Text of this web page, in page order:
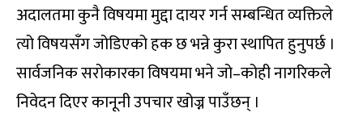
अदालतमा कुनै विषयमा मुद्दा दायर गर्न सम्बन्धित व्यक्तिले
त्यो विषयसँग जोडिएको हक छ भन्ने कुरा स्थापित हुनुपर्छ ।
सार्वजनिक सरोकारका विषयमा भने जो–कोही नागरिकले
निवेदन दिएर कानूनी उपचार खोज्न पाउँछन् ।